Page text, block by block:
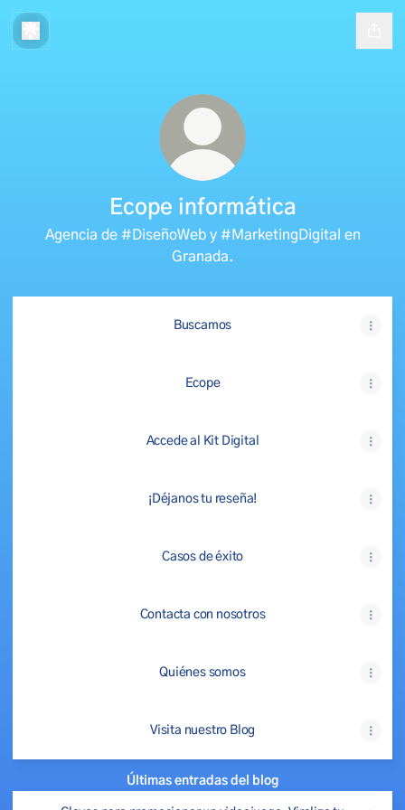
Ecope informática
Agencia de #DiseñoWeb y #MarketingDigital en
Granada.
Buscamos
Ecope
Accede al Kit Digital
¡Déjanos tu reseña!
Casos de éxito
Contacta con nosotros
Quiénes somos
Visita nuestro Blog
Últimas entradas del blog